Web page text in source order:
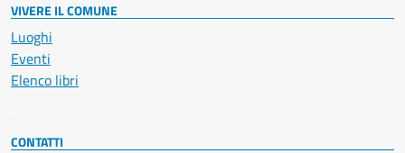
VIVERE IL COMUNE
Luoghi
Eventi
Elenco libri
CONTATTI